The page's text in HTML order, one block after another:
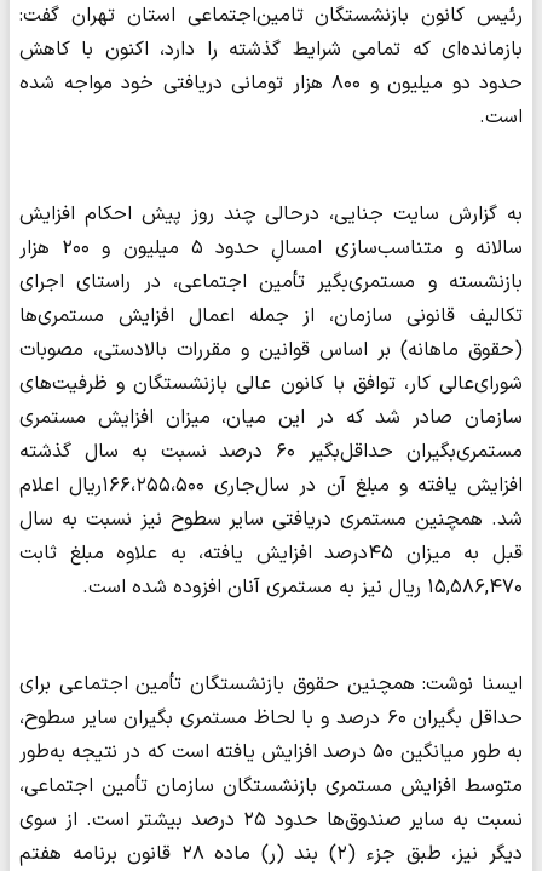
رئیس کانون بازنشستگان تامین‌اجتماعی استان تهران گفت:
بازمانده‌ای که تمامی شرایط گذشته را دارد، اکنون با کاهش
حدود دو میلیون و ۸۰۰ هزار تومانی دریافتی خود مواجه شده
است.
به گزارش سایت جنایی،‌ درحالی چند روز پیش احکام افزایش
سالانه و متناسب‌سازی امسالِ‌ حدود ۵ میلیون و ۲۰۰ هزار
بازنشسته و مستمری‌بگیر تأمین اجتماعی، در راستای اجرای
تکالیف قانونی سازمان، از جمله اعمال افزایش مستمری‌ها
(حقوق ماهانه) بر اساس قوانین و مقررات بالادستی، مصوبات
شورای‌عالی کار، توافق با کانون عالی بازنشستگان و ظرفیت‌های
سازمان صادر شد که در این میان، میزان افزایش مستمری
مستمری‌بگیران حداقل‌بگیر ۶۰ درصد نسبت به سال گذشته
افزایش یافته و مبلغ آن در سال‌جاری ۱۶۶،۲۵۵،۵۰۰ریال اعلام
شد. همچنین مستمری دریافتی سایر سطوح نیز نسبت به سال
قبل به میزان ۴۵درصد افزایش یافته، به علاوه مبلغ ثابت
۱۵,۵۸۶,۴۷۰ ریال نیز به مستمری آنان افزوده شده است.
ایسنا نوشت: همچنین حقوق بازنشستگان تأمین اجتماعی برای
حداقل بگیران ۶۰ درصد و با لحاظ مستمری بگیران سایر سطوح،
به طور میانگین ۵۰ درصد افزایش یافته است که در نتیجه به‌طور
متوسط افزایش مستمری بازنشستگان سازمان تأمین اجتماعی،
نسبت به سایر صندوق‌ها حدود ۲۵ درصد بیشتر است. از سوی
دیگر نیز، طبق جزء (۲) بند (ر) ماده ۲۸ قانون برنامه هفتم